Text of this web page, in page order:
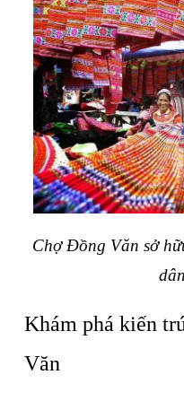
Chợ Đồng Văn sở
Khám phá kiến
Văn